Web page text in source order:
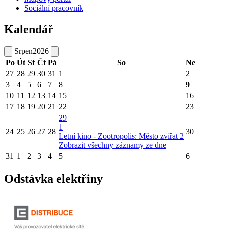
Sociální pracovník
Kalendář
Srpen2026
Po Út St Čt Pá So
Ne
27 28 29 30 31 1
2
3
4 5 6 7 8
9
10 11 12 13 14 15
16
17 18 19 20 21 22 23
24 25 26 27 28
29
1
Letní kino - Zootropolis: Město zvířat 2
Zobrazit všechny záznamy ze dne
30
31 1 2 3 4 5 6
Odstávka elektřiny